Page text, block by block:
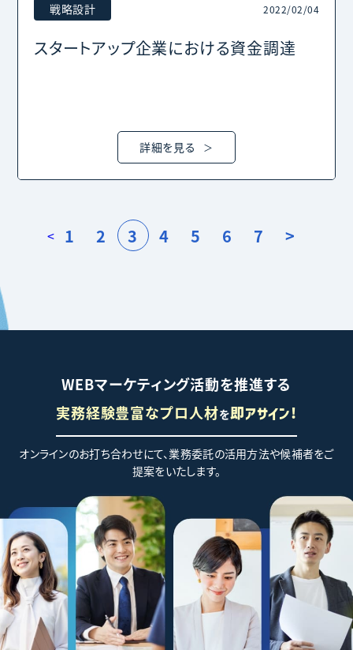
戦略設計 2022/02/04
スタートアップ企業における資金調達
詳細を見る
< 1 2 3 4 5 6 7 >
WEBマーケティング活動を推進する
実務経験豊富なプロ人材を即アサイン!
オンラインのお打ち合わせにて、業務委託の活用方法や候補者をご
提案をいたします。